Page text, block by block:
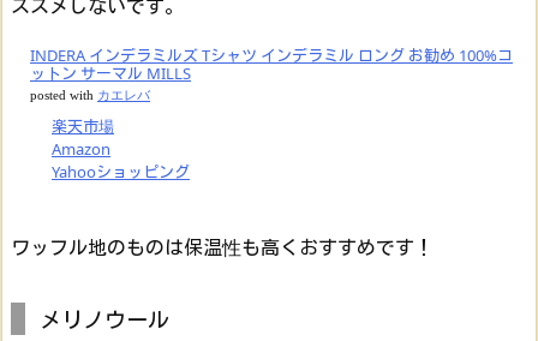
ススメしないです。
INDERA インデラミルズ Tシャツ インデラミル ロング お勧め 100%コ
ットン サーマル MILLS
posted with カエレバ
楽天市場
Amazon
Yahooショッピング
ワッフル地のものは保温性も高くおすすめです！
メリノウール